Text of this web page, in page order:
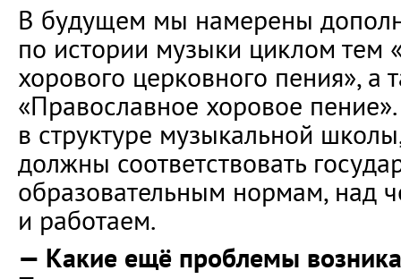
В будущем мы намерены
по истории музыки циклом тем
хорового церковного пения», а
«Православное хоровое
в структуре музыкальной
должны соответствовать
образовательным нормам, над
и работаем.
— Какие ещё проблемы